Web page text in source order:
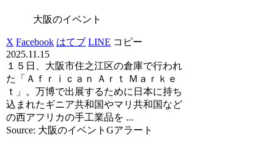
大阪のイベント
X Facebook はてブ LINE コピー
2025.11.15
１５日、大阪市住之江区の倉庫で行われ
た「Ａｆｒｉｃａｎ Ａｒｔ Ｍａｒｋｅ
ｔ」。万博で出展するために日本に持ち
込まれたギニア共和国やマリ共和国など
の西アフリカの手工業品を ...
Source: 大阪のイベントGアラート